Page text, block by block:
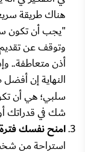
هناك طريقة
"يجب أن تكون
وتوقف عن
أذن متعاطفة..
النهاية إن
سلبي؛ هي أن
شك في قدراتك
امنح نفسك
استراحة من